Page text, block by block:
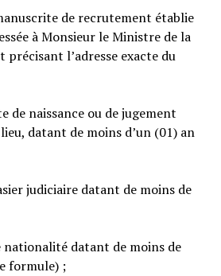
de recrutement établie
à Monsieur le Ministre de la
l’adresse exacte du
de naissance ou de jugement
datant de moins d’un (01) an
judiciaire datant de moins de
datant de moins de
formule) ;